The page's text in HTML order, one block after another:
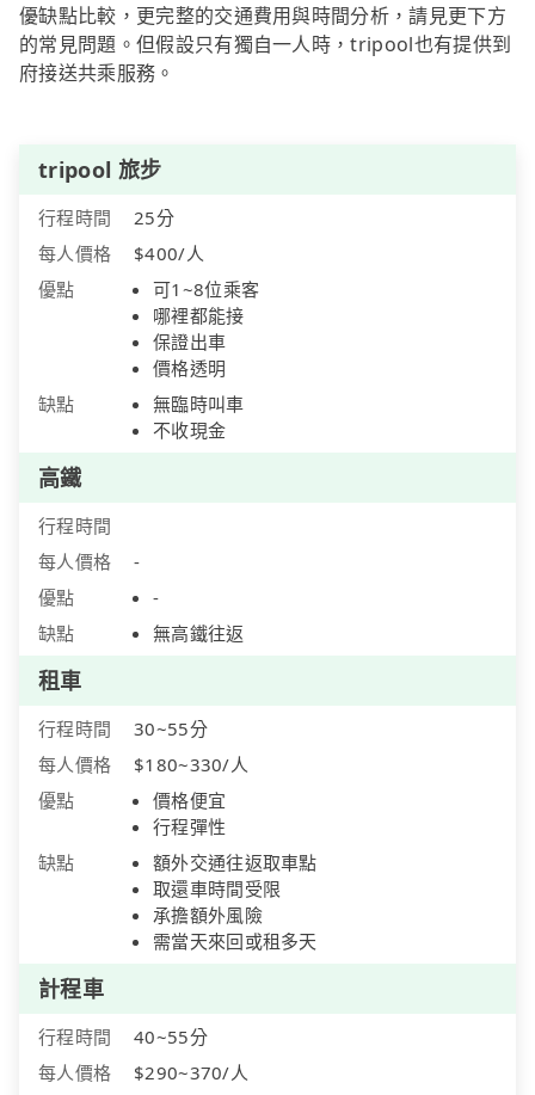
優缺點比較，更完整的交通費用與時間分析，請見更下方
的常見問題。但假設只有獨自一人時，tripool也有提供到
府接送共乘服務。
tripool 旅步
行程時間
25分
每人價格
$400/人
優點
可1~8位乘客
哪裡都能接
保證出車
價格透明
缺點
無臨時叫車
不收現金
高鐵
行程時間
每人價格
-
優點
-
缺點
無高鐵往返
租車
行程時間
30~55分
每人價格
$180~330/人
優點
價格便宜
行程彈性
缺點
額外交通往返取車點
取還車時間受限
承擔額外風險
需當天來回或租多天
計程車
行程時間
40~55分
每人價格
$290~370/人